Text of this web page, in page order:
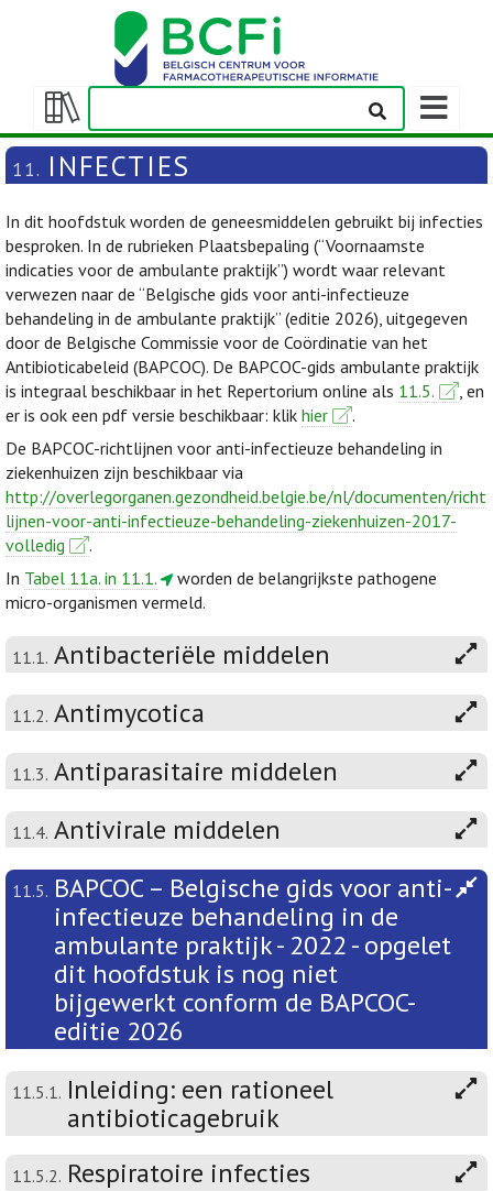
Weergeven/verbergen
inhoudstafel
11. INFECTIES
In dit hoofdstuk worden de geneesmiddelen gebruikt bij infecties
besproken. In de rubrieken Plaatsbepaling (“Voornaamste
indicaties voor de ambulante praktijk”) wordt waar relevant
verwezen naar de “Belgische gids voor anti-infectieuze
behandeling in de ambulante praktijk” (editie 2026), uitgegeven
door de Belgische Commissie voor de Coördinatie van het
Antibioticabeleid (BAPCOC). De BAPCOC-gids ambulante praktijk
is integraal beschikbaar in het Repertorium online als 11.5.
, en
er is ook een pdf versie beschikbaar: klik hier
.
De BAPCOC-richtlijnen voor anti-infectieuze behandeling in
ziekenhuizen zijn beschikbaar via
http://overlegorganen.gezondheid.belgie.be/nl/documenten/richt
lijnen-voor-anti-infectieuze-behandeling-ziekenhuizen-2017-
volledig
.
In Tabel 11a. in 11.1.
worden de belangrijkste pathogene
micro-organismen vermeld.
11.1. Antibacteriële middelen
11.2. Antimycotica
11.3. Antiparasitaire middelen
11.4. Antivirale middelen
11.5. BAPCOC – Belgische gids voor anti-
infectieuze behandeling in de
ambulante praktijk - 2022 - opgelet
dit hoofdstuk is nog niet
bijgewerkt conform de BAPCOC-
editie 2026
11.5.1. Inleiding: een rationeel
antibioticagebruik
11.5.2. Respiratoire infecties